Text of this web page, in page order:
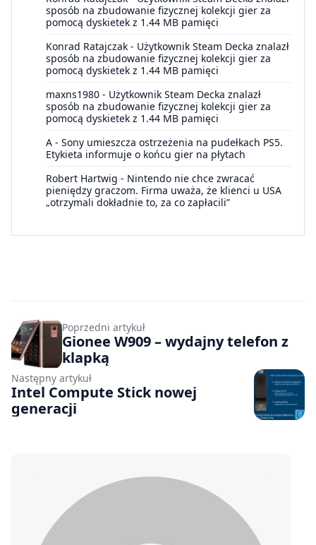
sposób na zbudowanie fizycznej kolekcji gier za
pomocą dyskietek z 1.44 MB pamięci
Konrad Ratajczak - Użytkownik Steam Decka znalazł
sposób na zbudowanie fizycznej kolekcji gier za
pomocą dyskietek z 1.44 MB pamięci
maxns1980 - Użytkownik Steam Decka znalazł
sposób na zbudowanie fizycznej kolekcji gier za
pomocą dyskietek z 1.44 MB pamięci
A - Sony umieszcza ostrzeżenia na pudełkach PS5.
Etykieta informuje o końcu gier na płytach
Robert Hartwig - Nintendo nie chce zwracać
pieniędzy graczom. Firma uważa, że klienci u USA
„otrzymali dokładnie to, za co zapłacili”
Poprzedni artykuł
Gionee W909 – wydajny telefon z
klapką
Następny artykuł
Intel Compute Stick nowej
generacji